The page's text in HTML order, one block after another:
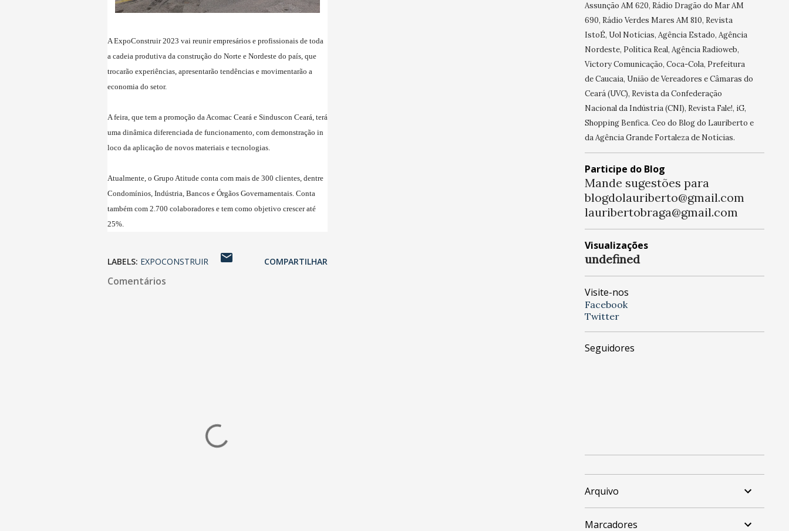
A ExpoConstruir 2023 vai reunir empresários e profissionais de toda
a cadeia produtiva da construção do Norte e Nordeste do país, que
trocarão experiências, apresentarão tendências e movimentarão a
economia do setor.
A feira, que tem a promoção da Acomac Ceará e Sinduscon Ceará, terá
uma dinâmica diferenciada de funcionamento, com demonstração in
loco da aplicação de novos materiais e tecnologias.
Atualmente, o Grupo Atitude conta com mais de 300 clientes, dentre
Condomínios, Indústria, Bancos e Órgãos Governamentais. Conta
também com 2.700 colaboradores e tem como objetivo crescer até
25%.
LABELS: EXPOCONSTRUIR COMPARTILHAR
Comentários
Assunção AM 620, Rádio Dragão do Mar AM
690, Rádio Verdes Mares AM 810, Revista
IstoÉ, Uol Notícias, Agência Estado, Agência
Nordeste, Política Real, Agência Radioweb,
Victory Comunicação, Coca-Cola, Prefeitura
de Caucaia, União de Vereadores e Câmaras do
Ceará (UVC), Revista da Confederação
Nacional da Indústria (CNI), Revista Fale!, iG,
Shopping Benfica. Ceo do Blog do Lauriberto e
da Agência Grande Fortaleza de Notícias.
Participe do Blog
Mande sugestões para
blogdolauriberto@gmail.com
lauribertobraga@gmail.com
Visualizações
undefned
Visite-nos
Facebook
Twitter
Seguidores
Arquivo
Marcadores